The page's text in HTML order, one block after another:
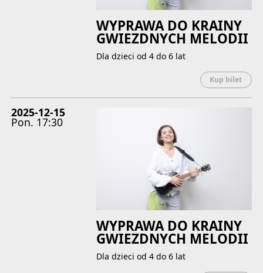
WYPRAWA DO KRAINY
GWIEZDNYCH MELODII
Dla dzieci od 4 do 6 lat
Kup bilet
2025-12-15
Pon. 17:30
WYPRAWA DO KRAINY
GWIEZDNYCH MELODII
Dla dzieci od 4 do 6 lat